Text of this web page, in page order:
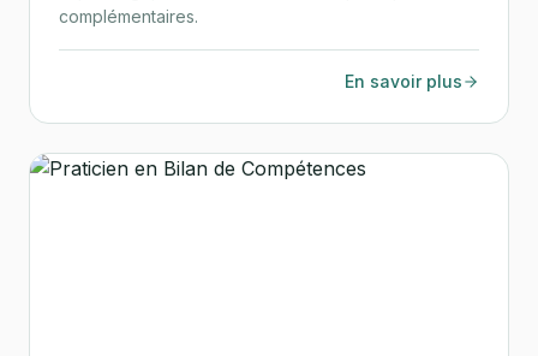
complémentaires.
En savoir plus